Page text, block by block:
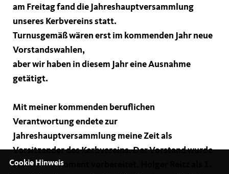
am Freitag fand die Jahreshauptversammlung
unseres Kerbvereins statt.
Turnusgemäß wären erst im kommenden Jahr neue
Vorstandswahlen,
aber wir haben in diesem Jahr eine Ausnahme
getätigt.
Mit meiner kommenden beruflichen
Verantwortung endete zur
Jahreshauptversammlung meine Zeit als
Vorsitzender des Kerbvereins. Der Vorstand wurde
auf diesen Moment vorbereitet. Holger Reitz als 1.
Cookie Hinweis